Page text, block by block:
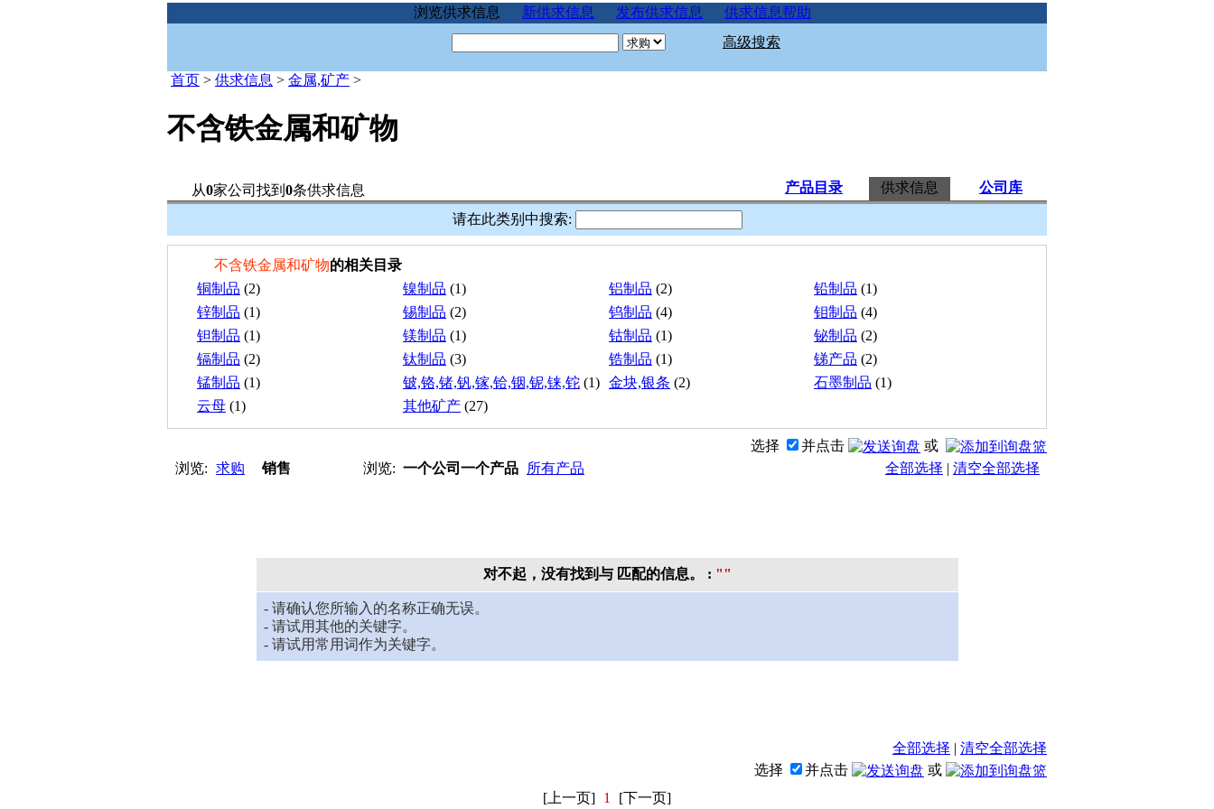
浏览供求信息 新供求信息 发布供求信息
供求信息帮助
高级搜索
首页 > 供求信息 > 金属,矿产 >
不含铁金属和矿物
从0家公司找到 0条供求信息 产品目录 供求信息 公司库
请在此类别中搜索:
不含铁金属和矿物的相关目录
铜制品 (2) 镍制品 (1) 铝制品 (2) 铅制品 (1)
锌制品 (1) 锡制品 (2) 钨制品 (4) 钼制品 (4)
钽制品 (1) 镁制品 (1) 钴制品 (1) 铋制品 (2)
镉制品 (2) 钛制品 (3) 锆制品 (1) 锑产品 (2)
锰制品 (1) 铍,铬,锗,钒,镓,铪,铟,铌,铼,铊 (1) 金块,银条 (2) 石墨制品 (1)
云母 (1) 其他矿产 (27)
选择 并点击
或
浏览: 求购 销售 浏览: 一个公司一个产品 所有产品 全部选择 | 清空全部选择
对不起，没有找到与 匹配的信息。 : ""
- 请确认您所输入的名称正确无误。
- 请试用其他的关键字。
- 请试用常用词作为关键字。
全部选择 | 清空全部选择
选择
并点击
或
[上一页] 1 [下一页]